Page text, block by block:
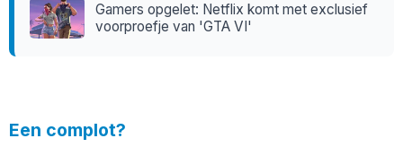
Gamers opgelet: Netflix komt met exclusief
voorproefje van 'GTA VI'
Een complot?